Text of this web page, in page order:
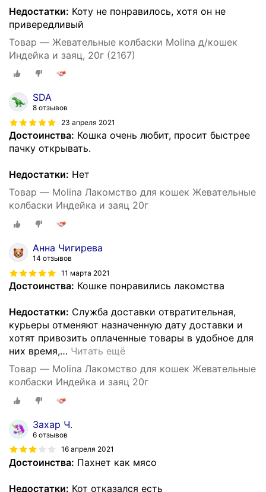
Недостатки: Коту не понравилось, хотя он не
привередливый
Товар — Жевательные колбаски Molina д/кошек
Индейка и заяц, 20г (2167)
SDA
8 отзывов
23 апреля 2021
Достоинства: Кошка очень любит, просит быстрее
пачку открывать.
Недостатки: Нет
Товар — Molina Лакомство для кошек Жевательные
колбаски Индейка и заяц 20г
Анна Чигирева
14 отзывов
11 марта 2021
Достоинства: Кошке понравились лакомства
Недостатки: Служба доставки отвратительная,
курьеры отменяют назначенную дату доставки и
хотят привозить оплаченные товары в удобное для
них время,… Читать ещё
Товар — Molina Лакомство для кошек Жевательные
колбаски Индейка и заяц 20г
Захар Ч.
6 отзывов
16 апреля 2021
Достоинства: Пахнет как мясо
Недостатки: Кот отказался есть